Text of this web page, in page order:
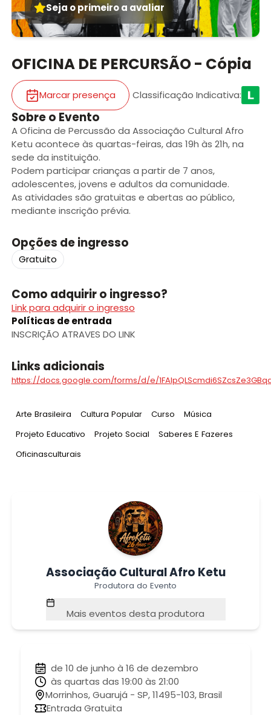
Seja o primeiro a avaliar
OFICINA DE PERCURSÃO - Cópia
Marcar presença Classificação Indicativa:
Sobre o Evento
A Oficina de Percussão da Associação Cultural Afro
Ketu acontece às quartas-feiras, das 19h às 21h, na
sede da instituição.
Podem participar crianças a partir de 7 anos,
adolescentes, jovens e adultos da comunidade.
As atividades são gratuitas e abertas ao público,
mediante inscrição prévia.
Opções de ingresso
Gratuito
Como adquirir o ingresso?
Link para adquirir o ingresso
Políticas de entrada
INSCRIÇÃO ATRAVES DO LINK
Links adicionais
https://docs.google.com/forms/d/e/
Tag:
Arte Brasileira Tag:
Cultura Popular Tag:
Curso Tag:
Música
Tag:
Projeto Educativo Tag:
Projeto Social Tag:
Saberes E Fazeres
Tag:
Oficinasculturais
Associação Cultural Afro Ketu
Produtora do Evento
Mais eventos desta produtora
de 10 de junho à 16 de dezembro
às quartas das 19:00 às 21:00
Morrinhos, Guarujá - SP, 11495-103, Brasil
Entrada Gratuita